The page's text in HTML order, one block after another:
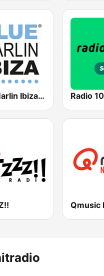
Blue Marlin Ibiza Radio
Qmusic